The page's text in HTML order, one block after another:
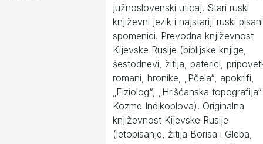
južnoslovenski uticaj. Stari ruski
književni jezik i najstariji ruski pisani
spomenici. Prevodna književnost
Kijevske Rusije (biblijske knjige,
šestodnevi, žitija, paterici,
romani, hronike, „Pčela“, apokrifi,
„Fiziolog“, „Hrišćanska topografija“
Kozme Indikoplova). Originalna
književnost Kijevske Rusije
(letopisanje, žitija Borisa i Gleba,